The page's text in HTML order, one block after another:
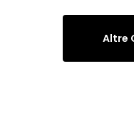
Altre